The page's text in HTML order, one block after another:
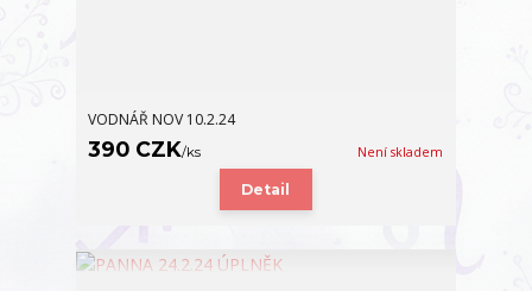
VODNÁŘ NOV 10.2.24
390 CZK/ks Není skladem
Detail